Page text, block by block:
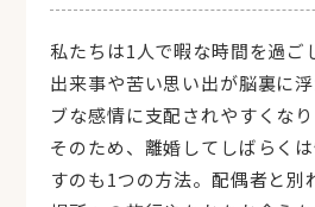
私たちは1人で暇な時間を過ご
出来事や苦い思い出が脳裏に
ブな感情に支配されやすくなり
そのため、離婚してしばらく
すのも1つの方法。配偶者と別